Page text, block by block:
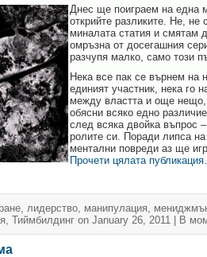
Днес ще поиграем на една
открийте разликите. Не,
миналата статия и смятам
омръзна от досегашния
разчупя малко, само този
Нека все пак се върнем на
единият участник, нека го
между властта и още нещо,
обясни всяко едно
след всяка двойка въпрос
ролите си. Поради липса
ментални повреди аз ще
Прочети цялата
, лидерство, манипулация,
, Тиймбилдинг on January 26, 2011 | В